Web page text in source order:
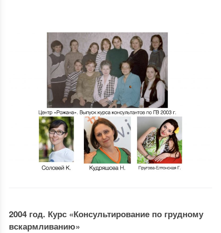
2004 год. Курс «Консультирование по грудному
вскармливанию»